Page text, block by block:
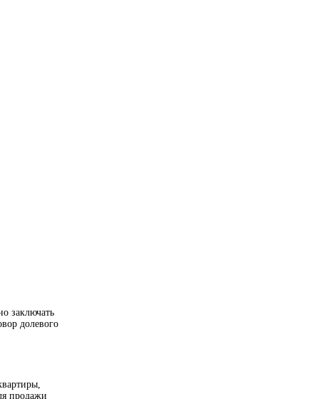
заключать
долевого
продажи